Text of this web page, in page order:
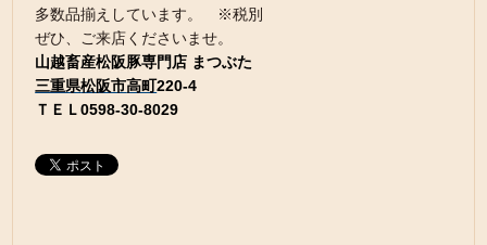
多数品揃えしています。 ※税別
ぜひ、ご来店くださいませ。
山越畜産松阪豚専門店 まつぶた
三重県松阪市高町220-4
ＴＥＬ0598-30-8029